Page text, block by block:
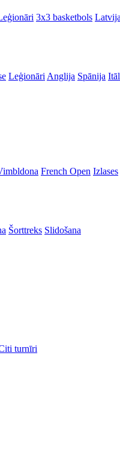
3x3 basketbols
Leģionāri Anglija Spānija
French Open Izlases
Šorttreks Slidošana
turnīri